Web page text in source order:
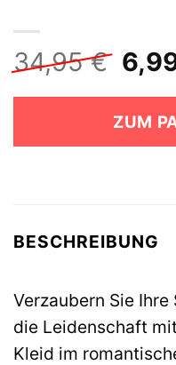
34,95€
Preis
war:
ZUM
BESCHREIBUNG
Verzaubern Sie
die Leidenschaft
Kleid im